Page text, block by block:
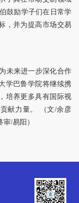
鼓励学子们在日常学
，并为提高市场交易
未来进一步深化合作
学巴鲁学院将继续携
培养更多具有国际视
献力量。 （文/余彦
/易阳）